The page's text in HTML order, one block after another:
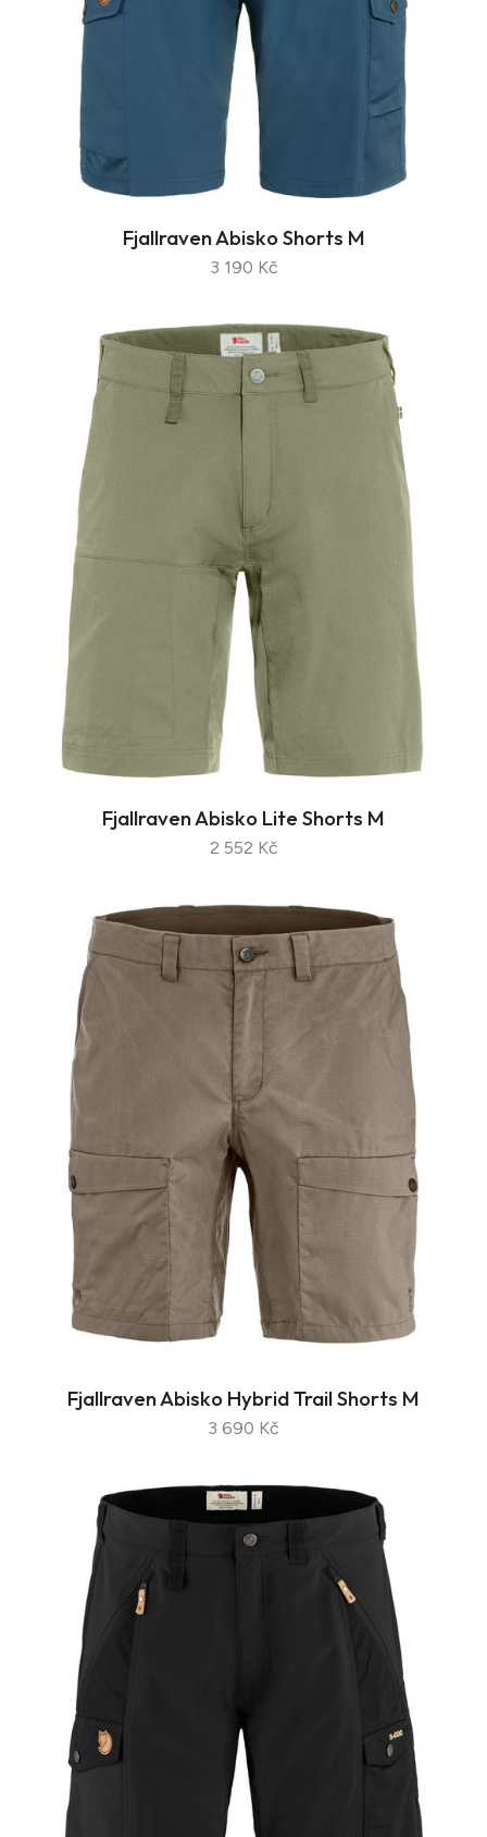
Fjallraven Abisko Shorts M
3 190 Kč
Fjallraven Abisko Lite Shorts M
2 552 Kč
Fjallraven Abisko Hybrid Trail Shorts M
3 690 Kč